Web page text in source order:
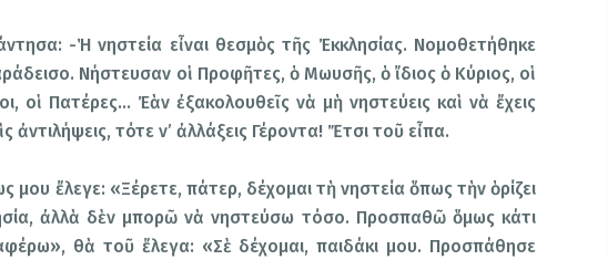
-Ἡ νηστεία εἶναι θεσμὸς τῆς Ἐκκλησίας. Νομοθετήθηκε
Νήστευσαν οἱ Προφῆτες, ὁ Μωυσῆς, ὁ ἴδιος ὁ Κύριος, οἱ
οἱ Πατέρες… Ἐὰν ἐξακολουθεῖς νὰ μὴ νηστεύεις καὶ νὰ ἔχεις
ἀντιλήψεις, τότε ν’ ἀλλάξεις Γέροντα! Ἔτσι τοῦ εἶπα.
μου ἔλεγε: «Ξέρετε, πάτερ, δέχομαι τὴ νηστεία ὅπως τὴν ὁρίζει
ἀλλὰ δὲν μπορῶ νὰ νηστεύσω τόσο. Προσπαθῶ ὅμως κάτι
θὰ τοῦ ἔλεγα: «Σὲ δέχομαι, παιδάκι μου. Προσπάθησε